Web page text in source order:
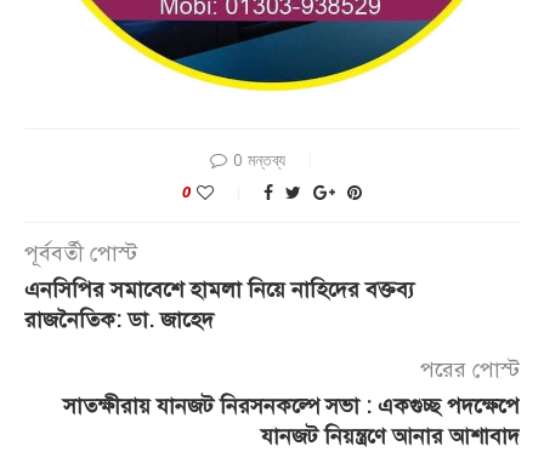
0 মন্তব্য
0
পূর্ববর্তী পোস্ট
এনসিপির সমাবেশে হামলা নিয়ে নাহিদের বক্তব্য
রাজনৈতিক: ডা. জাহেদ
পরের পোস্ট
সাতক্ষীরায় যানজট নিরসনকল্পে সভা : একগুচ্ছ পদক্ষেপে
যানজট নিয়ন্ত্রণে আনার আশাবাদ